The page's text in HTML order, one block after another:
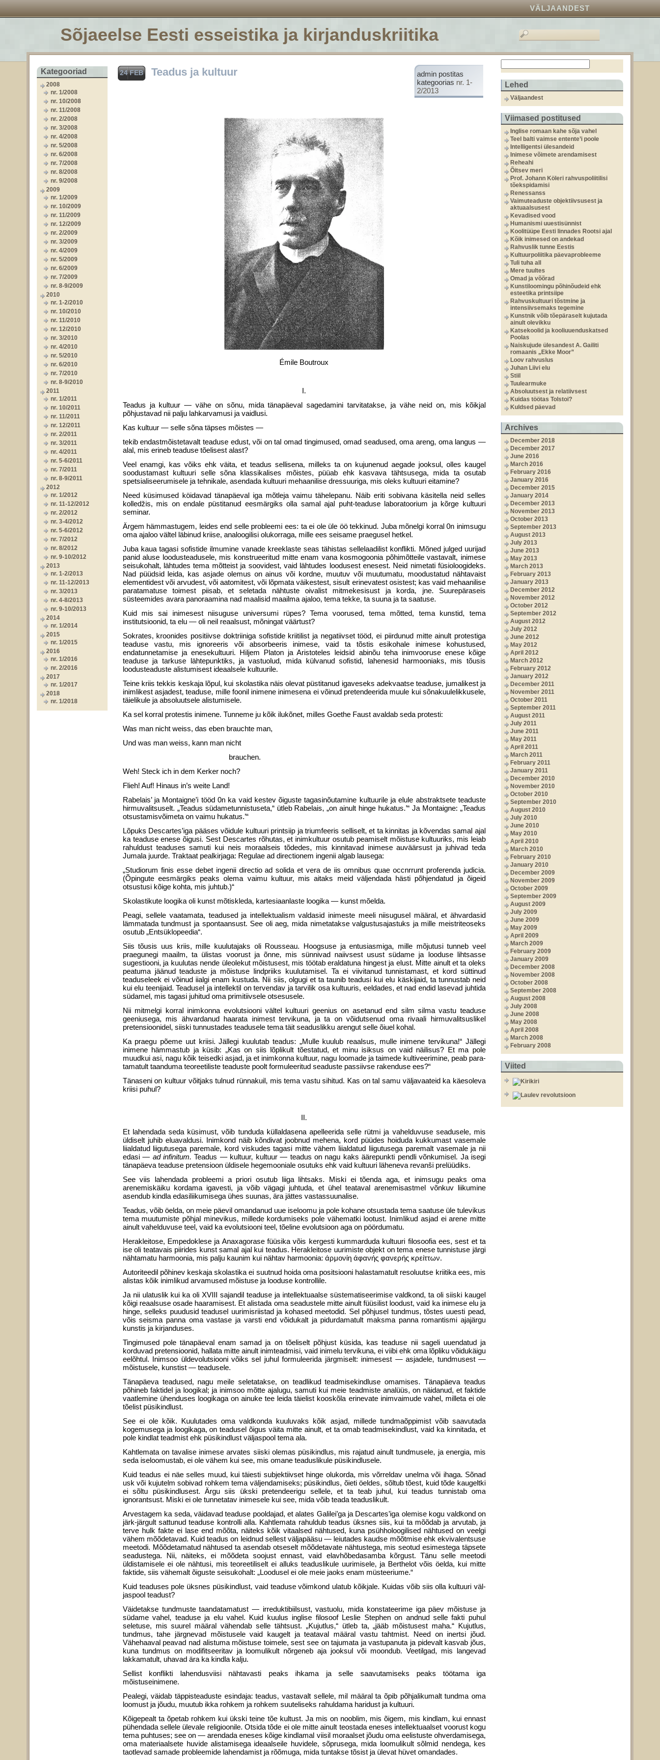
VÄLJAANDEST
Sõjaeelse Eesti esseistika ja kirjanduskriitika
Kategooriad
2008
nr. 1/2008
nr. 10/2008
nr. 11/2008
nr. 2/2008
nr. 3/2008
nr. 4/2008
nr. 5/2008
nr. 6/2008
nr. 7/2008
nr. 8/2008
nr. 9/2008
2009
nr. 1/2009
nr. 10/2009
nr. 11/2009
nr. 12/2009
nr. 2/2009
nr. 3/2009
nr. 4/2009
nr. 5/2009
nr. 6/2009
nr. 7/2009
nr. 8-9/2009
2010
nr. 1-2/2010
nr. 10/2010
nr. 11/2010
nr. 12/2010
nr. 3/2010
nr. 4/2010
nr. 5/2010
nr. 6/2010
nr. 7/2010
nr. 8-9/2010
2011
nr. 1/2011
nr. 10/2011
nr. 11/2011
nr. 12/2011
nr. 2/2011
nr. 3/2011
nr. 4/2011
nr. 5-6/2011
nr. 7/2011
nr. 8-9/2011
2012
nr. 1/2012
nr. 11-12/2012
nr. 2/2012
nr. 3-4/2012
nr. 5-6/2012
nr. 7/2012
nr. 8/2012
nr. 9-10/2012
2013
nr. 1-2/2013
nr. 11-12/2013
nr. 3/2013
nr. 4-8/2013
nr. 9-10/2013
2014
nr. 1/2014
2015
nr. 1/2015
2016
nr. 1/2016
nr. 2/2016
2017
nr. 1/2017
2018
nr. 1/2018
Lehed
Väljaandest
Viimased postitused
Inglise romaan kahe sõja vahel
Teel balti vaimse entente’i poole
Intelligentsi ülesandeid
Inimese võimete arendamisest
Reheahi
Õitsev meri
Prof. Johann Köleri rahvuspoliitilisi
tõekspidamisi
Renessanss
Vaimuteaduste objektiivsusest ja
aktuaalsusest
Kevadised vood
Humanismi uuestisünnist
Koolitüüpe Eesti linnades Rootsi ajal
Kõik inimesed on andekad
Rahvuslik tunne Eestis
Kultuurpoliitika päevaprobleeme
Tuli tuha all
Mere tuultes
Omad ja võõrad
Kunstiloomingu põhinõudeid ehk
esteetika printsiipe
Rahvuskultuuri tõstmine ja
intensiivsemaks tegemine
Kunstnik võib tõepäraselt kujutada
ainult olevikku
Katsekoolid ja kooliuuenduskatsed
Poolas
Naiskujude ülesandest A. Gailiti
romaanis „Ekke Moor”
Loov rahvuslus
Juhan Liivi elu
Stiil
Tuulearmuke
Absoluutsest ja relatiivsest
Kuidas töötas Tolstoi?
Kuldsed päevad
Archives
December 2018
December 2017
June 2016
March 2016
February 2016
January 2016
December 2015
January 2014
December 2013
November 2013
October 2013
September 2013
August 2013
July 2013
June 2013
May 2013
March 2013
February 2013
January 2013
December 2012
November 2012
October 2012
September 2012
August 2012
July 2012
June 2012
May 2012
April 2012
March 2012
February 2012
January 2012
December 2011
November 2011
October 2011
September 2011
August 2011
July 2011
June 2011
May 2011
April 2011
March 2011
February 2011
January 2011
December 2010
November 2010
October 2010
September 2010
August 2010
July 2010
June 2010
May 2010
April 2010
March 2010
February 2010
January 2010
December 2009
November 2009
October 2009
September 2009
August 2009
July 2009
June 2009
May 2009
April 2009
March 2009
February 2009
January 2009
December 2008
November 2008
October 2008
September 2008
August 2008
July 2008
June 2008
May 2008
April 2008
March 2008
February 2008
Viited
admin postitas
kategoorias nr. 1-
2/2013
24 FEB Teadus ja kultuur
Émile Boutroux
I.
Teadus ja kultuur — vähe on sõnu, mida tänapäeval sagedamini tarvitatakse, ja vähe neid on, mis kõikjal
põhjustavad nii palju lahkarvamusi ja vaidlusi.
Kas kultuur — selle sõna täpses mõistes —
tekib endastmõistetavalt teaduse edust, või on tal omad tingimused, omad seadused, oma areng, oma langus —
alal, mis erineb teaduse tõelisest alast?
Veel enamgi, kas võiks ehk väita, et tea­dus sellisena, milleks ta on kujunenud ae­gade jooksul, olles kaugel
soodustamast kul­tuuri selle sõna klassikalises mõistes, püüab ehk kasvava tähtsusega, mida ta osutab
spetsialiseerumisele ja tehnikale, asendada kul­tuuri mehaanilise dressuuriga, mis oleks kul­tuuri eitamine?
Need küsimused köidavad tänapäeval iga mõtleja vaimu tähelepanu. Näib eriti sobivana käsitella neid selles
kolledžis, mis on endale püstitanud eesmärgiks olla samal ajal puht-teaduse laboratoorium ja kõrge kultuuri
seminar.
Ärgem hämmastugem, leides end selle probleemi ees: ta ei ole üle öö tekkinud. Juba mõnelgi korral 0n inimsugu
oma aja­loo vältel läbinud kriise, analoogilisi olu­korraga, mille ees seisame praegusel hetkel.
Juba kaua tagasi sofistide ilmumine va­nade kreeklaste seas tähistas sellelaadilist konflikti. Mõned julged uurijad
panid aluse loodusteadusele, mis konstrueeritud mitte enam vana kosmogoonia põhimõtteile vas­tavalt, inimese
seisukohalt, lähtudes tema mõtteist ja soovidest, vaid lähtudes loodusest enesest. Neid nimetati füsioloogideks.
Nad püüdsid leida, kas asjade olemus on ainus või kordne, muutuv või muutumatu, moo­dustatud nähtavaist
elementidest või arvu­dest, või aatomitest, või lõpmata väikestest, sisult erinevatest osistest; kas vaid mehaa­nilise
paratamatuse toimest piisab, et sele­tada nähtuste oivalist mitmekesisust ja korda, jne. Suurepäraseis
süsteemides avara panoraamina nad maalisid maailma ajaloo, tema tekke, ta suuna ja ta saatuse.
Kuid mis sai inimesest niisuguse universumi rüpes? Tema voorused, tema mõtted, tema kunstid, tema
institutsioonid, ta elu — oli neil reaalsust, mõningat väärtust?
Sokrates, kroonides positiivse doktrii­niga sofistide kriitilist ja negatiivset tööd, ei piirdunud mitte ainult protestiga
teaduse vastu, mis ignoreeris või absorbeeris ini­mese, vaid ta tõstis esikohale inimese ko­hustused,
endatunnetamise ja enesekultuuri. Hiljem Platon ja Aristoteles leidsid abinõu teha inimvooruse enese kõige
teaduse ja tarkuse lähtepunktiks, ja vastuolud, mida külvanud sofistid, lahenesid harmooniaks, mis tõusis
loodusteaduste alistumisest ide­aalsele kultuurile.
Teine kriis tekkis keskaja lõpul, kui skolastika näis olevat püstitanud igaveseks adekvaatse teaduse, jumalikest ja
inimlikest asjadest, teaduse, mille foonil inimene inimesena ei võinud pretendeerida muule kui sõnakuulelikkusele,
täielikule ja absoluutsele alistumisele.
Ka sel korral protestis inimene. Tun­neme ju kõik ilukõnet, milles Goethe Faust avaldab seda protesti:
Was man nicht weiss, das eben brauchte man,
Und was man weiss, kann man nicht
brauchen.
Weh! Steck ich in dem Kerker noch?
Flieh! Auf! Hinaus in’s weite Land!
Rabelais’ ja Montaigne’i tööd 0n ka vaid kestev õiguste tagasinõutamine kultuurile ja elule abstraktsete teaduste
hirmuvalitsuselt. „Teadus südametunnistuseta,“ ütleb Rabe­lais, „on ainult hinge hukatus.’“ Ja Mon­taigne: „Teadus
otsustamisvõimeta on vaimu hukatus.’“
Lõpuks Descartes’iga pääses võidule kultuuri printsiip ja triumfeeris selliselt, et ta kinnitas ja kõvendas samal ajal
ka teaduse enese õigusi. Sest Descartes rõhutas, et inimkultuur osutub peamiselt mõistuse kultuuriks, mis leiab
rahuldust teaduses samuti kui neis moraalseis tõdedes, mis kinnitavad inimese auväärsust ja juhivad teda
Jumala juurde. Traktaat pealkirjaga: Regulae ad directionem ingenii algab lausega:
„Studiorum finis esse debet ingenii directio ad solida et vera de iis omnibus quae occnrrunt proferenda judicia.
(Õpingute ees­märgiks peaks olema vaimu kultuur, mis aitaks meid väljendada hästi põhjendatud ja õigeid
otsustusi kõige kohta, mis juh­tub.)“
Skolastikute loogika oli kunst mõtiskleda, kartesiaanlaste loogika — kunst mõelda.
Peagi, sellele vaatamata, teadused ja intellektualism valdasid inimeste meeli niisugusel määral, et ähvardasid
lämmatada tundmust ja spontaansust. See oli aeg, mida nimetatakse valgustusajastuks ja mille meistriteoseks
osutub „Entsüklopeedia“.
Siis tõusis uus kriis, mille kuuluta­jaks oli Rousseau. Hoogsuse ja entusiasmiga, mille mõjutusi tunneb veel
praegunegi maa­ilm, ta ülistas voorust ja õnne, mis sünnivad naiivsest usust südame ja looduse lihtsasse
sugestiooni, ja kuulutas nende üleolekut mõis­tusest, mis töötab eraldatuna hingest ja elust. Mitte ainult et ta oleks
peatuma jäänud teaduste ja mõistuse lindpriiks kuulutamisel. Ta ei viivitanud tunnistamast, et kord süt­tinud
teaduseleek ei võinud iialgi enam kustuda. Nii siis, olgugi et ta taunib tea­dusi kui elu käskijaid, ta tunnustab neid
kui elu teenijaid. Teadusel ja intellektil on ter­vendav ja tarvilik osa kultuuris, eeldades, et nad endid lasevad juhtida
südamel, mis tagasi juhitud oma primitiivsele otsesusele.
Nii mitmelgi korral inimkonna evolut­siooni vältel kultuuri geenius on asetanud end silm silma vastu teaduse
geeniusega, mis ähvardanud haarata inimest tervikuna, ja ta on võidutsenud oma rivaali hirmuvalitsuslikel
pretensioonidel, siiski tunnustades teadusele tema täit seaduslikku arengut selle õiuel kohal.
Ka praegu põeme uut kriisi. Jällegi kuulutab teadus: „Mulle kuulub reaalsus, mulle inimene tervikuna!“ Jällegi
inimene hämmastub ja küsib: „Kas on siis lõplikult tõestatud, et minu isiksus on vaid näilisus? Et ma pole
muudkui asi, nagu kõik teisedki asjad, ja et inimkonna kultuur, nagu loo­made ja taimede kultiveerimine, peab para­
tamatult taanduma teoreetiliste teaduste poolt formuleeritud seaduste passiivse ra­kenduse ees?“
Tänaseni on kultuur võitjaks tulnud rünnakuil, mis tema vastu sihitud. Kas on tal samu väljavaateid ka käesoleva
kriisi puhul?
II.
Et lahendada seda küsimust, võib tun­duda küllaldasena apelleerida selle rütmi ja vahelduvuse seadusele, mis
üldiselt juhib eluavaldusi. Inimkond näib kõndivat joobnud mehena, kord püüdes hoiduda kuk­kumast vasemale
liialdatud liigutusega pare­male, kord viskudes tagasi mitte vähem liial­datud liigutusega paremalt vasemale ja nii
edasi — ad infinitum. Teadus — kultuur, kultuur — teadus on nagu kaks äärepunkti pendli võnkumisel. Ja isegi
tänapäeva tea­duse pretensioon üldisele hegemooniale osu­tuks ehk vaid kultuuri läheneva revanši prelüüdiks.
See viis lahendada probleemi a priori osutub liiga lihtsaks. Miski ei tõenda aga, et inimsugu peaks oma
arenemiskäiku kor­dama igavesti, ja võib vägagi juhtuda, et ühel teataval arenemisastmel võnkuv liiku­mine
asendub kindla edasiliikumisega ühes suunas, ära jättes vastassuunalise.
Teadus, võib öelda, on meie päevil omandanud uue iseloomu ja pole kohane otsustada tema saatuse üle tulevikus
tema muutumiste põhjal minevikus, millede kordumiseks pole vähematki lootust. Inimlikud asjad ei arene mitte
ainult vahelduvuse teel, vaid ka evolutsiooni teel, tõeline evolutsioon aga on pöördumatu.
Herakleitose, Empedoklese ja Anaxagorase füüsika võis kergesti kummarduda kul­tuuri filosoofia ees, sest et ta
ise oli teata­vais piirides kunst samal ajal kui teadus. Herakleitose uurimiste objekt on tema enese tunnistuse järgi
nähtamatu harmoonia, mis palju kaunim kui nähtav harmoonia: άρμονίη άφανής φανερής κρείττων.
Autoriteedil põhinev keskaja skolastika ei suutnud hoida oma positsiooni halasta­matult resoluutse kriitika ees, mis
alistas kõik inimlikud arvamused mõistuse ja loo­duse kontrollile.
Ja nii ulatuslik kui ka oli XVIII sajan­dil teaduse ja intellektuaalse süstematisee­rimise valdkond, ta oli siiski kaugel
kõigi reaalsuse osade haaramisest. Et alistada oma seadustele mitte ainult füüsilist loodust, vaid ka inimese elu ja
hinge, selleks puudusid teadusel uurimisriistad ja kohased meeto­did. Sel põhjusel tundmus, tõstes uuesti pead,
võis seisma panna oma vastase ja varsti end võidukalt ja pidurdamatult maksma panna romantismi ajajärgu
kunstis ja kir­janduses.
Tingimused pole tänapäeval enam sa­mad ja on tõeliselt põhjust küsida, kas tea­duse nii sageli uuendatud ja
korduvad pre­tensioonid, hallata mitte ainult inimteadmisi, vaid inimelu tervikuna, ei viibi ehk oma lõpliku võidukäigu
eelõhtul. Inimsoo üldevolutsiooni võiks sel juhul formuleerida järgmiselt: inimesest — asjadele, tundmu­sest —
mõistusele, kunstist — teadusele.
Tänapäeva teadused, nagu meile seletatakse, on teadlikud teadmisekindluse oma­mises. Tänapäeva teadus
põhineb faktidel ja loogikal; ja inimsoo mõtte ajalugu, samuti kui meie teadmiste analüüs, on näidanud, et faktide
vaatlemine ühenduses loogikaga on ainuke tee leida täielist kooskõla eri­nevate inimvaimude vahel, milleta ei ole
tõelist püsikindlust.
See ei ole kõik. Kuulutades oma vald­konda kuuluvaks kõik asjad, millede tundma­õppimist võib saavutada
kogemusega ja loo­gikaga, on teadusel õigus väita mitte ainult, et ta omab teadmisekindlust, vaid ka kinni­tada, et
pole kindlat teadmist ehk püsikind­lust väljaspool tema ala.
Kahtlemata on tavalise inimese arvates siiski olemas püsikindlus, mis rajatud ainult tundmusele, ja energia, mis
seda iseloomus­tab, ei ole vähem kui see, mis omane teadus­likule püsikindlusele.
Kuid teadus ei näe selles muud, kui täiesti subjektiivset hinge olukorda, mis võr­reldav unelma või ihaga. Sõnad
usk või kujutelm sobivad rohkem tema väljenda­miseks; püsikindlus, õieti öeldes, sõltub tõest, kuid tõde kaugeltki
ei sõltu püsikind­lusest. Ärgu siis ükski pretendeerigu sellele, et ta teab juhul, kui teadus tunnistab oma
ignorantsust. Miski ei ole tunnetatav inime­sele kui see, mida võib teada teaduslikult.
Arvestagem ka seda, väidavad teaduse pooldajad, et alates Galilei’ga ja Descartes’iga olemise kogu valdkond on
järk-järgult sattu­nud teaduse kontrolli alla. Kahtlemata rahuldub teadus üksnes siis, kui ta mõõdab ja arvutab, ja
terve hulk fakte ei lase end mõõta, näiteks kõik vitaalsed nähtused, kuna psühholoogilised nähtused on veelgi
vähem mõõdetavad. Kuid teadus on leidnud sellest väljapääsu — leiutades kaudse mõõt­mise ehk ekvivalentsuse
meetodi. Mõõdeta­matud nähtused ta asendab otseselt mõõde­tavate nähtustega, mis seotud esimestega täpsete
seadustega. Nii, näiteks, ei mõõdeta soojust ennast, vaid elavhõbedasamba kõr­gust. Tänu selle meetodi
üldistamisele ei ole nähtusi, mis teoreetiliselt ei alluks teadusli­kule uurimisele, ja Berthelot võis öelda, kui mitte
faktide, siis vähemalt õiguste seisu­kohalt: „Loodusel ei ole meie jaoks enam müsteeriume.“
Kuid teaduses pole üksnes püsi­kindlust, vaid teaduse võimkond ulatub kõikjale. Kuidas võib siis olla kultuuri väl­
jaspool teadust?
Väidetakse tundmuste taandatamatust — irreduktibiilsust, vastuolu, mida konstatee­rime iga päev mõistuse ja
südame vahel, teaduse ja elu vahel. Kuid kuulus inglise filosoof Leslie Stephen on andnud selle fakti puhul
seletuse, mis suurel määral vähendab selle tähtsust. „Kujutlus,“ ütleb ta, „jääb mõistusest maha.“ Kujutlus,
tundmus, tahe järgnevad mõistusele vaid kaugelt ja teata­val määral vastu tahtmist. Need on inertsi jõud.
Vähehaaval peavad nad alistuma mõis­tuse toimele, sest see on tajumata ja vastu­panuta ja pidevalt kasvab jõus,
kuna tund­mus on modifitseeritav ja loomulikult nõrgeneb aja jooksul või moondub. Veetilgad, mis langevad
lakkamatult, uhavad ära ka kindla kalju.
Sellist konflikti lahendusviisi nähtavasti peaks ihkama ja selle saavutamiseks peaks töötama iga
mõistuseinimene.
Pealegi, väidab täppisteaduste esindaja: teadus, vastavalt sellele, mil määral ta õpib põhjalikumalt tundma oma
loomust ja jõudu, muutub ikka rohkem ja rohkem suuteliseks rahuldama haridust ja kultuuri.
Kõigepealt ta õpetab rohkem kui ükski teine tõe kultust. Ja mis on nooblim, mis õigem, mis kindlam, kui ennast
pühendada sellele ülevale religioonile. Otsida tõde ei ole mitte ainult teostada eneses intellektuaal­set voorust kogu
tema puhtuses; see on — arendada eneses kõige kindlamal viisil moraalset jõudu oma eelistuste ohverdami­sega,
oma materiaalsete huvide alistamisega ideaalseile huvidele, sõprusega, mida loomuli­kult sõlmid nendega, kes
taotlevad samade probleemide lahendamist ja rõõmuga, mida tuntakse tõsist ja ülevat hüvet omandades.